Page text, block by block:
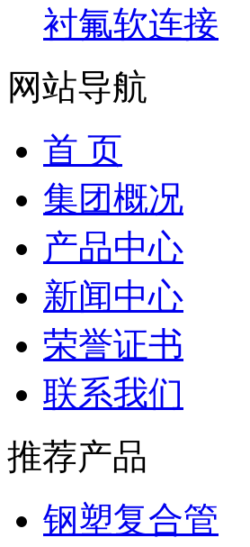
衬氟软连接
网站导航
首 页
集团概况
产品中心
新闻中心
荣誉证书
联系我们
推荐产品
钢塑复合管